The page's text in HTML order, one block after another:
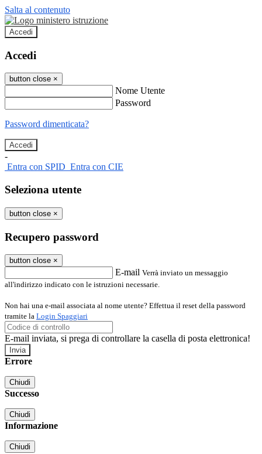
Salta al contenuto
Accedi
Accedi
button close ×
Nome Utente
Password
Password dimenticata?
-
Entra con SPID Entra con CIE
Seleziona utente
button close ×
Recupero password
button close ×
E-mail Verrà inviato un messaggio
all'indirizzo indicato con le istruzioni necessarie.
Non hai una e-mail associata al nome utente? Effettua il reset della password
tramite la Login Spaggiari
E-mail inviata, si prega di controllare la casella di posta elettronica!
Errore
Chiudi
Successo
Chiudi
Informazione
Chiudi